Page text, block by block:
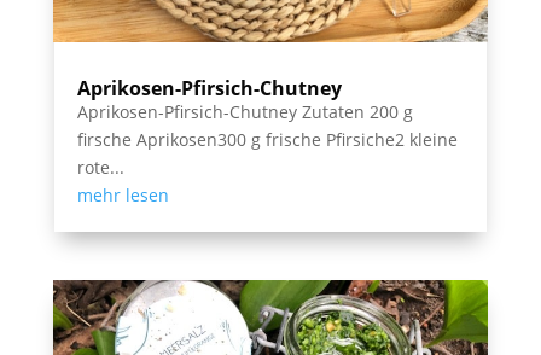
Aprikosen-Pfirsich-Chutney
Aprikosen-Pfirsich-Chutney Zutaten 200 g
firsche Aprikosen300 g frische Pfirsiche2 kleine
rote...
mehr lesen